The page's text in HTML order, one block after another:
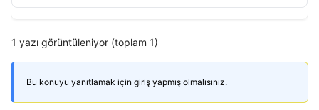
1 yazı görüntüleniyor (toplam 1)
Bu konuyu yanıtlamak için giriş yapmış olmalısınız.